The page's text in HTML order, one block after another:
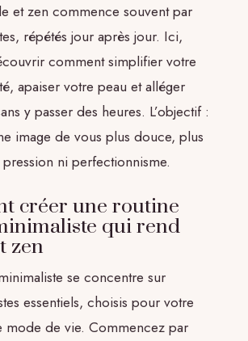
et zen commence souvent par
répétés jour après jour. Ici,
comment simplifier votre
apaiser votre peau et alléger
y passer des heures. L’objectif :
image de vous plus douce, plus
pression ni perfectionnisme.
créer une routine
qui rend
zen
se concentre sur
essentiels, choisis pour votre
mode de vie. Commencez par